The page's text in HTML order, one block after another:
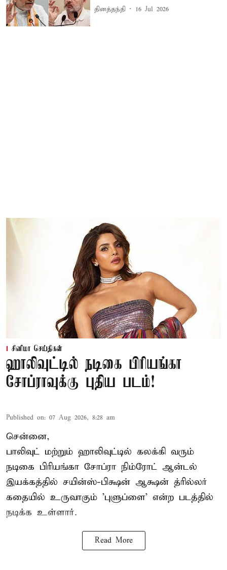
தினத்தந்தி 16 Jul 2026
சினிமா செய்திகள்
ஹாலிவுட்டில் நடிகை பிரியங்கா
சோப்ராவுக்கு புதிய படம்!
Published on: 07 Aug 2026, 8:28 am
சென்னை,
பாலிவுட் மற்றும் ஹாலிவுட்டில் கலக்கி வரும்
நடிகை பிரியங்கா சோப்ரா நிம்ரோட் ஆன்டல்
இயக்கத்தில் சயின்ஸ்-பிக்ஷன் ஆக்ஷன் த்ரில்லர்
கதையில் உருவாகும் 'புளுப்ளை' என்ற படத்தில்
நடிக்க உள்ளார்.
Read More